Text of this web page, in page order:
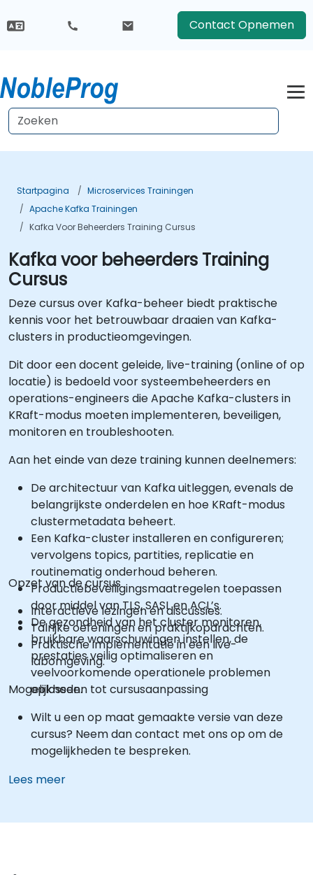
Contact Opnemen
Startpagina
Microservices Trainingen
Apache Kafka Trainingen
Kafka Voor Beheerders Training Cursus
Kafka voor beheerders Training
Cursus
Deze cursus over Kafka-beheer biedt praktische
kennis voor het betrouwbaar draaien van Kafka-
clusters in productieomgevingen.
Dit door een docent geleide, live-training (online of op
locatie) is bedoeld voor systeembeheerders en
operations-engineers die Apache Kafka-clusters in
KRaft-modus moeten implementeren, beveiligen,
monitoren en troubleshooten.
Aan het einde van deze training kunnen deelnemers:
De architectuur van Kafka uitleggen, evenals de
belangrijkste onderdelen en hoe KRaft-modus
clustermetadata beheert.
Een Kafka-cluster installeren en configureren;
vervolgens topics, partities, replicatie en
routinematig onderhoud beheren.
Productiebeveiligingsmaatregelen toepassen
door middel van TLS, SASL en ACL’s.
De gezondheid van het cluster monitoren,
bruikbare waarschuwingen instellen, de
prestaties veilig optimaliseren en
veelvoorkomende operationele problemen
oplossen.
Opzet van de cursus
Interactieve lezingen en discussies.
Talrijke oefeningen en praktijkopdrachten.
Praktische implementatie in een live-
labomgeving.
Mogelijkheden tot cursusaanpassing
Wilt u een op maat gemaakte versie van deze
cursus? Neem dan contact met ons op om de
mogelijkheden te bespreken.
Lees meer